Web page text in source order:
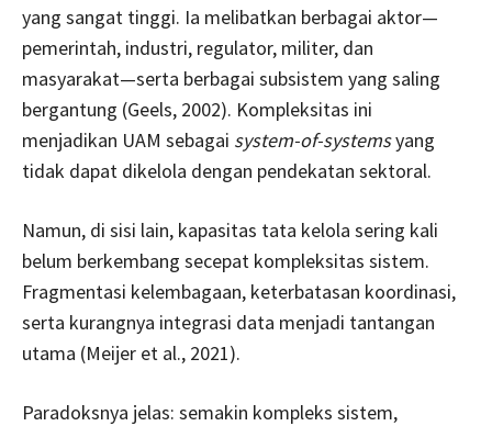
yang sangat tinggi. Ia melibatkan berbagai aktor—
pemerintah, industri, regulator, militer, dan
masyarakat—serta berbagai subsistem yang saling
bergantung (Geels, 2002). Kompleksitas ini
menjadikan UAM sebagai system-of-systemsyang
tidak dapat dikelola dengan pendekatan sektoral.
Namun, di sisi lain, kapasitas tata kelola sering kali
belum berkembang secepat kompleksitas sistem.
Fragmentasi kelembagaan, keterbatasan koordinasi,
serta kurangnya integrasi data menjadi tantangan
utama (Meijer et al., 2021).
Paradoksnya jelas: semakin kompleks sistem,